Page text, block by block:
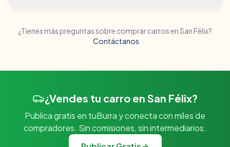
¿Tienes más preguntas sobre comprar carros enSan Félix?
Contáctanos
¿Vendes tu carro en San Félix?
Publica gratis en tuBurra y conecta con miles de
compradores. Sin comisiones, sin intermediarios.